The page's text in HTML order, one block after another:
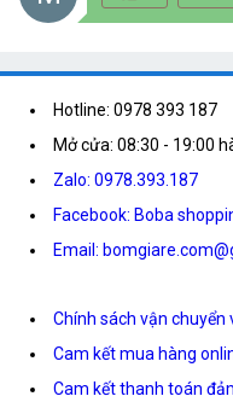
Hotline: 0978 393 187
Mở cửa: 08:30 - 19:00
Zalo: 0978.393.187
Facebook: Boba
Email:
Chính sách vận chuyển
Cam kết mua hàng
Cam kết thanh toán